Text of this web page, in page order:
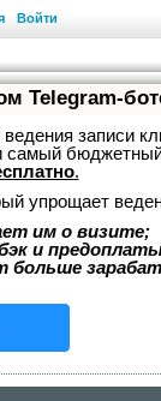
Войти
Telegram-
записи
самый
.
упрощает
им о визите;
и
больше